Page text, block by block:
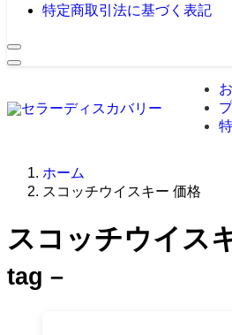
特定商取引法に基づく表記
ホーム
スコッチウイスキー 価格
スコッチウイス
tag –